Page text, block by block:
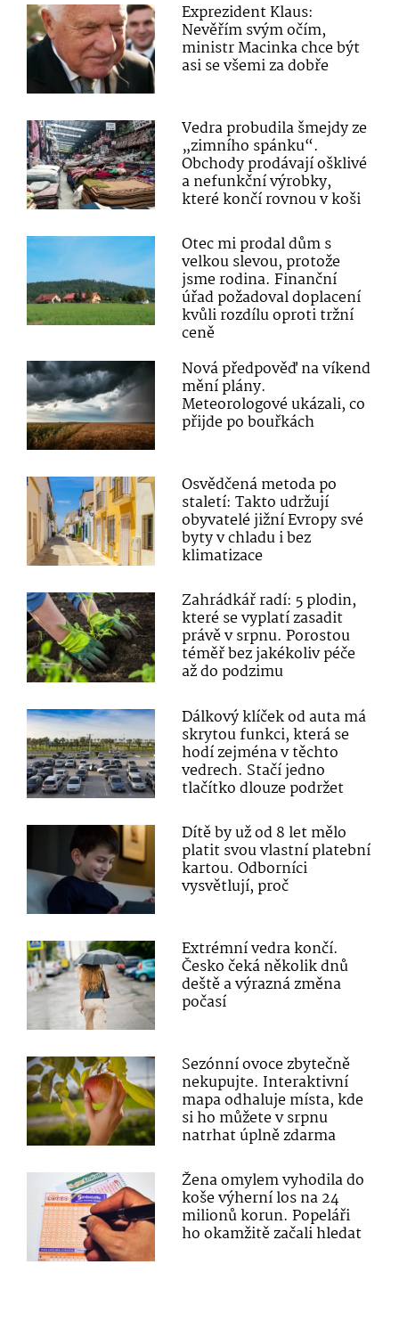
Exprezident Klaus:
Nevěřím svým očím,
ministr Macinka chce být
asi se všemi za dobře
Vedra probudila šmejdy ze
„zimního spánku“.
Obchody prodávají ošklivé
a nefunkční výrobky,
které končí rovnou v koši
Otec mi prodal dům s
velkou slevou, protože
jsme rodina. Finanční
úřad požadoval doplacení
kvůli rozdílu oproti tržní
ceně
Nová předpověď na víkend
mění plány.
Meteorologové ukázali, co
přijde po bouřkách
Osvědčená metoda po
staletí: Takto udržují
obyvatelé jižní Evropy své
byty v chladu i bez
klimatizace
Zahrádkář radí: 5 plodin,
které se vyplatí zasadit
právě v srpnu. Porostou
téměř bez jakékoliv péče
až do podzimu
Dálkový klíček od auta má
skrytou funkci, která se
hodí zejména v těchto
vedrech. Stačí jedno
tlačítko dlouze podržet
Dítě by už od 8 let mělo
platit svou vlastní platební
kartou. Odborníci
vysvětlují, proč
Extrémní vedra končí.
Česko čeká několik dnů
deště a výrazná změna
počasí
Sezónní ovoce zbytečně
nekupujte. Interaktivní
mapa odhaluje místa, kde
si ho můžete v srpnu
natrhat úplně zdarma
Žena omylem vyhodila do
koše výherní los na 24
milionů korun. Popeláři
ho okamžitě začali hledat